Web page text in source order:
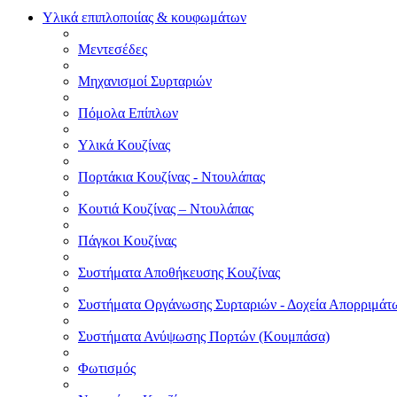
Υλικά επιπλοποιίας & κουφωμάτων
Μεντεσέδες
Μηχανισμοί Συρταριών
Πόμολα Επίπλων
Υλικά Κουζίνας
Πορτάκια Κουζίνας - Ντουλάπας
Κουτιά Κουζίνας – Ντουλάπας
Πάγκοι Κουζίνας
Συστήματα Αποθήκευσης Κουζίνας
Συστήματα Οργάνωσης Συρταριών - Δοχεία
Συστήματα Ανύψωσης Πορτών (Κουμπάσα)
Φωτισμός